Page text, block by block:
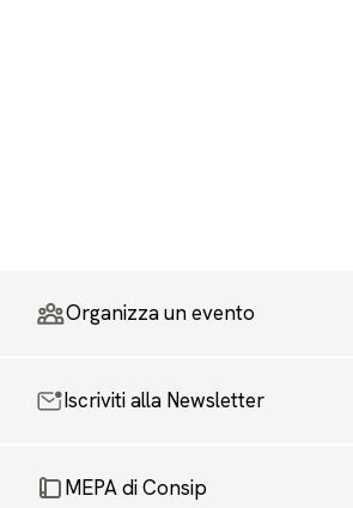
Organizza un evento
Iscriviti alla Newsletter
MEPA di Consip